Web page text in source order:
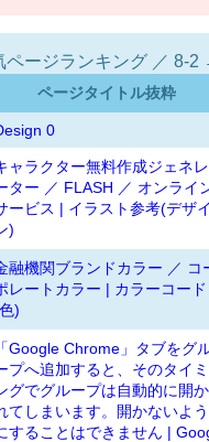
ページランキング ／ 8-2
ページタイトル抜粋
0
ャラクター無料作成ジェネレ
ター ／ FLASH ／ オンライ
ービス | イラスト参考(デザイ
)
融機関ブランドカラー ／ コ
レートカラー | カラーコード
)
「Google Chrome」タブをグ
プへ追加すると、そのタイミ
グでグループは自動的に開か
てしまいます。開かないよう
することはできません |